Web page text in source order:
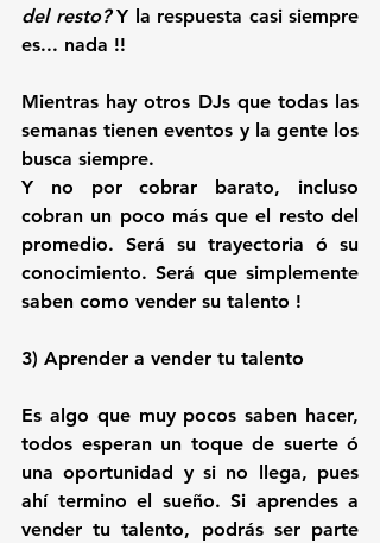
del resto? Y la respuesta casi siempre
es... nada !!
Mientras hay otros DJs que todas las
semanas tienen eventos y la gente los
busca siempre.
Y no por cobrar barato, incluso
cobran un poco más que el resto del
promedio. Será su trayectoria ó su
conocimiento. Será que simplemente
saben como vender su talento !
3) Aprender a vender tu talento
Es algo que muy pocos saben hacer,
todos esperan un toque de suerte ó
una oportunidad y si no llega, pues
ahí termino el sueño. Si aprendes a
vender tu talento, podrás ser parte